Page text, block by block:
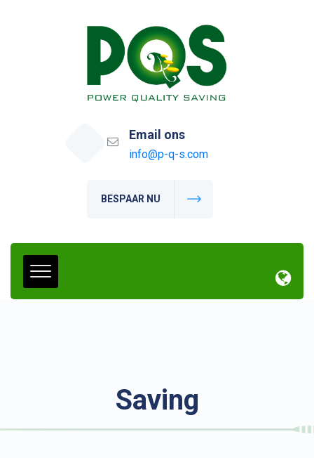
Email ons
info@p-q-s.com
BESPAAR NU
Saving